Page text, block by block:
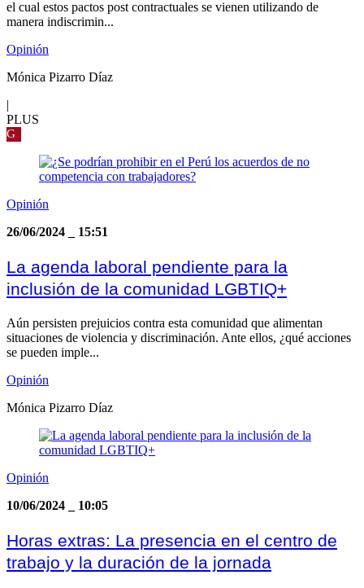
el cual estos pactos post contractuales se vienen utilizando de
manera indiscrimin...
Opinión
Mónica Pizarro Díaz
|
PLUS
G
Opinión
26/06/2024
15:51
La agenda laboral pendiente para la
inclusión de la comunidad LGBTIQ+
Aún persisten prejuicios contra esta comunidad que alimentan
situaciones de violencia y discriminación. Ante ellos, ¿qué acciones
se pueden imple...
Opinión
Mónica Pizarro Díaz
Opinión
10/06/2024
10:05
Horas extras: La presencia en el centro de
trabajo y la duración de la jornada